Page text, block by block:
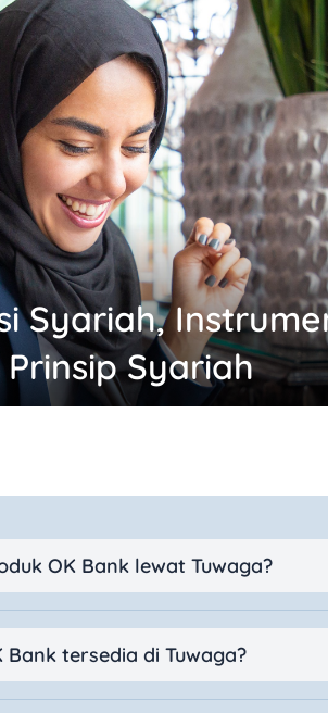
Syariah,
Syariah
OK Bank lewat Tuwaga?
tersedia di Tuwaga?